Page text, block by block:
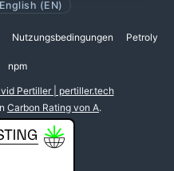
English (EN)
Nutzungsbedingungen Petroly
npm
Pertiller | pertiller.tech
Carbon Rating von A.